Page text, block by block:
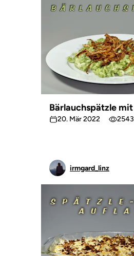
Bärlauchspätzle mit
20. Mär 2022 2543
irmgard_linz